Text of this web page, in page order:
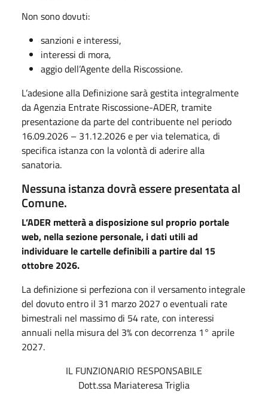
Non sono dovuti:
sanzioni e interessi,
interessi di mora,
aggio dell’Agente della Riscossione.
L’adesione alla Definizione sarà gestita integralmente
da Agenzia Entrate Riscossione-ADER, tramite
presentazione da parte del contribuente nel periodo
16.09.2026 – 31.12.2026 e per via telematica, di
specifica istanza con la volontà di aderire alla
sanatoria.
Nessuna istanza dovrà essere presentata al
Comune.
L’ADER metterà a disposizione sul proprio portale
web, nella sezione personale, i dati utili ad
individuare le cartelle definibili a partire dal 15
ottobre 2026.
La definizione si perfeziona con il versamento integrale
del dovuto entro il 31 marzo 2027 o eventuali rate
bimestrali nel massimo di 54 rate, con interessi
annuali nella misura del 3% con decorrenza 1° aprile
2027.
IL FUNZIONARIO RESPONSABILE
Dott.ssa Mariateresa Triglia